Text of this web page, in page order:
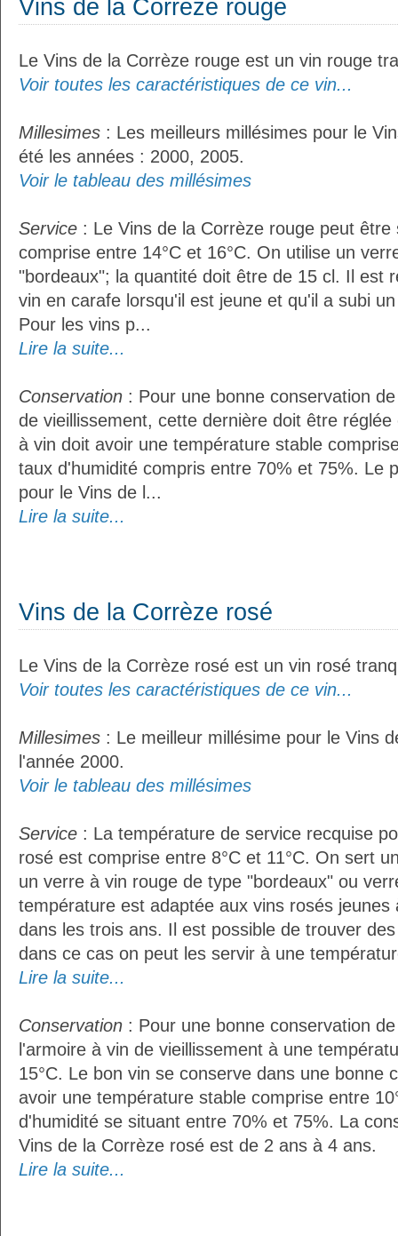
Vins de la Corrèze rouge
Le Vins de la Corrèze rouge est un vin rouge
Voir toutes les caractéristiques de ce vin...
Millesimes : Les meilleurs millésimes pour le
été les années : 2000, 2005.
Voir le tableau des millésimes
Service : Le Vins de la Corrèze rouge peut
comprise entre 14°C et 16°C. On utilise un
"bordeaux"; la quantité doit être de 15 cl. Il est
vin en carafe lorsqu'il est jeune et qu'il a subi
Pour les vins p...
Lire la suite...
Conservation : Pour une bonne conservation
de vieillissement, cette dernière doit être réglée
à vin doit avoir une température stable
taux d'humidité compris entre 70% et 75%. Le
pour le Vins de l...
Lire la suite...
Vins de la Corrèze rosé
Le Vins de la Corrèze rosé est un vin rosé
Voir toutes les caractéristiques de ce vin...
Millesimes : Le meilleur millésime pour le Vins
l'année 2000.
Voir le tableau des millésimes
Service : La température de service recquise
rosé est comprise entre 8°C et 11°C. On sert
un verre à vin rouge de type "bordeaux" ou
température est adaptée aux vins rosés jeunes
dans les trois ans. Il est possible de trouver
dans ce cas on peut les servir à une
Lire la suite...
Conservation : Pour une bonne conservation
l'armoire à vin de vieillissement à une
15°C. Le bon vin se conserve dans une bonne
avoir une température stable comprise entre
d'humidité se situant entre 70% et 75%. La
Vins de la Corrèze rosé est de 2 ans à 4 ans.
Lire la suite...